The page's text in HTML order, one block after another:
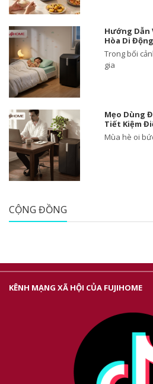
Hướng Dẫn
Hòa Di
Trong bối
gia
Mẹo Dùng
Tiết Kiệm
Mùa hè oi
CỘNG ĐỒNG
KÊNH MẠNG XÃ HỘI CỦA FUJIHOME